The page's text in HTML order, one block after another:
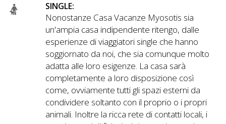
SINGLE:
Nonostanze Casa Vacanze Myosotis sia
un'ampia casa indipendente ritengo, dalle
esperienze di viaggiatori single che hanno
soggiornato da noi, che sia comunque molto
adatta alle loro esigenze. La casa sarà
completamente a loro disposizione così
come, ovviamente tutti gli spazi esterni da
condividere soltanto con il proprio o i propri
animali. Inoltre la ricca rete di contatti locali, i